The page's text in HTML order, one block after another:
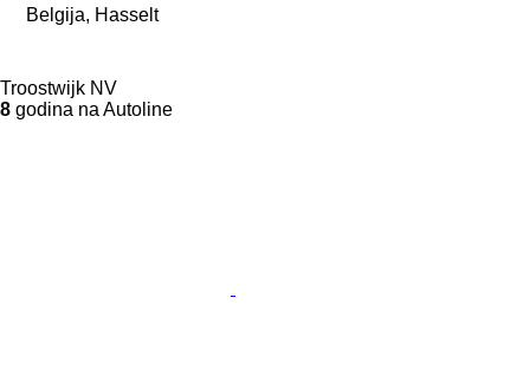
Belgija, Hasselt
Troostwijk NV
8 godina na Autoline